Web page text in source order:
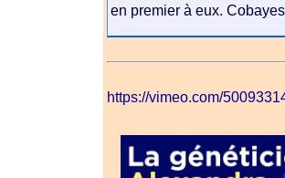
en premier à eux.
https://vimeo.com/